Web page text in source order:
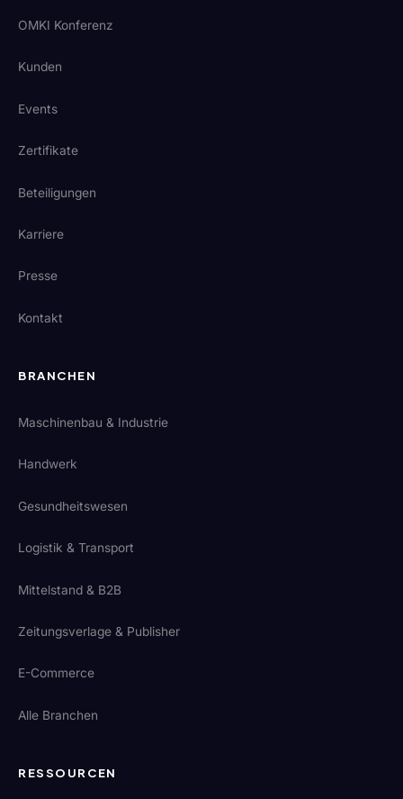
OMKI Konferenz
Kunden
Events
Zertifikate
Beteiligungen
Karriere
Presse
Kontakt
BRANCHEN
Maschinenbau & Industrie
Handwerk
Gesundheitswesen
Logistik & Transport
Mittelstand & B2B
Zeitungsverlage & Publisher
E-Commerce
Alle Branchen
RESSOURCEN